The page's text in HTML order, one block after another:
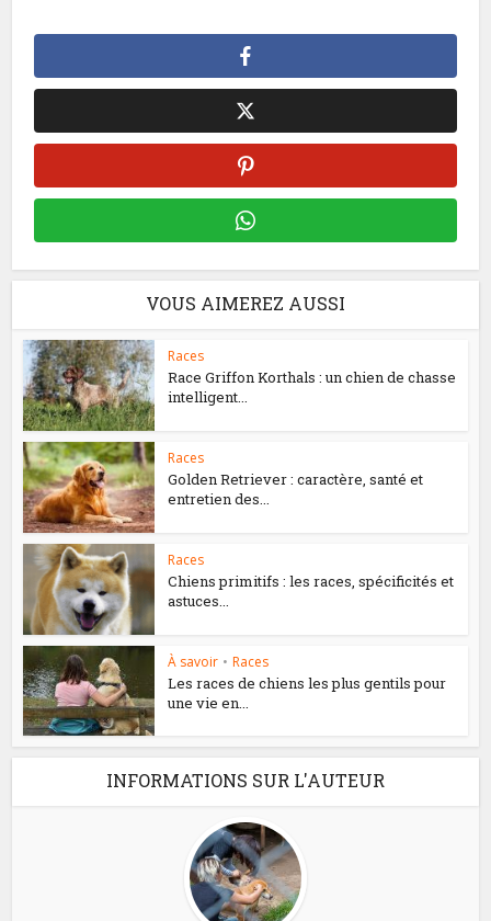
VOUS AIMEREZ AUSSI
Races
Race Griffon Korthals : un chien de chasse
intelligent...
Races
Golden Retriever : caractère, santé et
entretien des...
Races
Chiens primitifs : les races, spécificités et
astuces...
À savoir • Races
Les races de chiens les plus gentils pour
une vie en...
INFORMATIONS SUR L'AUTEUR